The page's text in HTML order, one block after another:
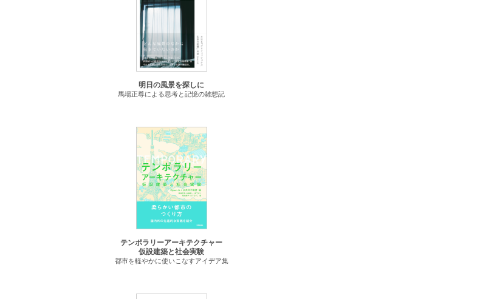
明日の風景を探しに
馬場正尊による思考と記憶の雑想記
テンポラリーアーキテクチャー
仮設建築と社会実験
都市を軽やかに使いこなすアイデア集